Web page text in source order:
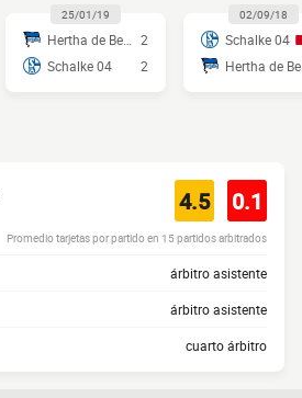
25/01/19
2
Schalke 04
2
02/09/18
Schalke 04
4.5 0.1
Promedio tarjetas por partido en 15 partidos arbitrados
árbitro asistente
árbitro asistente
cuarto árbitro